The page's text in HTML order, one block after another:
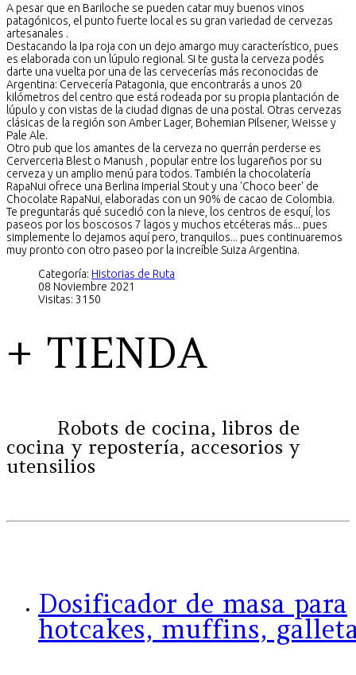
A pesar que en Bariloche se pueden catar muy buenos vinos
patagónicos, el punto fuerte local es su gran variedad de cervezas
artesanales .
Destacando la Ipa roja con un dejo amargo muy característico, pues
es elaborada con un lúpulo regional. Si te gusta la cerveza podés
darte una vuelta por una de las cervecerías más reconocidas de
Argentina: Cervecería Patagonia, que encontrarás a unos 20
kilómetros del centro que está rodeada por su propia plantación de
lúpulo y con vistas de la ciudad dignas de una postal. Otras cervezas
clásicas de la región son Amber Lager, Bohemian Pilsener, Weisse y
Pale Ale.
Otro pub que los amantes de la cerveza no querrán perderse es
Cerverceria Blest o Manush , popular entre los lugareños por su
cerveza y un amplio menú para todos. También la chocolatería
RapaNui ofrece una Berlina Imperial Stout y una 'Choco beer' de
Chocolate RapaNui, elaboradas con un 90% de cacao de Colombia.
Te preguntarás qué sucedió con la nieve, los centros de esquí, los
paseos por los boscosos 7 lagos y muchos etcéteras más... pues
simplemente lo dejamos aquí pero, tranquilos... pues continuaremos
muy pronto con otro paseo por la increíble Suiza Argentina.
Categoría: Historias de Ruta
08 Noviembre 2021
Visitas: 3150
+ TIENDA
Robots de cocina, libros de
cocina y repostería, accesorios y
utensilios
Dosificador de masa para
hotcakes, muffins,